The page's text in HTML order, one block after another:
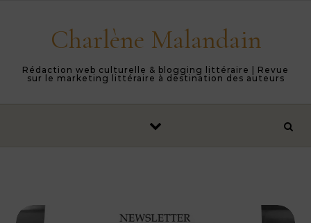
Charlène Malandain
Rédaction web culturelle & blogging littéraire | Revue
sur le marketing littéraire à destination des auteurs